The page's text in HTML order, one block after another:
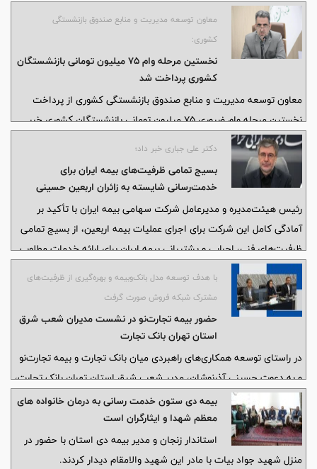
کشور دارد، ترکیب تجربه مالی و دانش تخصصی بیمه را برگ برنده دفتر
خود می‌داند
معاون توسعه مدیریت و منابع صندوق بازنشستگی
کشوری:
نخستین مرحله وام ۷۵ میلیون تومانی بازنشستگان
کشوری پرداخت شد
معاون توسعه مدیریت و منابع صندوق بازنشستگی کشوری از پرداخت
نخستین مرحله وام ضروری ۷۵ میلیون تومانی بازنشستگان کشوری خبر
داد و گفت: با هماهنگی‌های انجام‌شده با بانک عامل، پرداخت مرحله
نخست این تسهیلات امروز (چهارشنبه) به حساب مشمولان این مرحله
انجام شد.
دکتر علی جباری خبر داد؛
بسیج تمامی ظرفیت‌های بیمه ایران برای
خدمت‌رسانی شایسته به زائران اربعین حسینی
رئیس هیئت‌مدیره و مدیرعامل شرکت سهامی بیمه ایران با تأکید بر
آمادگی کامل این شرکت برای اجرای عملیات بیمه اربعین، از بسیج تمامی
ظرفیت‌های فنی، اجرایی و پشتیبانی بیمه ایران برای ارائه خدمات مطلوب
به زائران حضرت اباعبدالله الحسین (ع) خبر داد.
با هدف توسعه مدل بانک‌وبیمه و بهره‌گیری از ظرفیت‌های
مشترک شبکه فروش صورت گرفت
حضور بیمه تجارت‌نو در نشست مدیران شعب شرق
استان تهران بانک تجارت
در راستای توسعه همکاری‌های راهبردی میان بانک تجارت و بیمه تجارت‌نو
و به دعوت حسینی آذرنوشان، مدیر شعب شرق استان تهران بانک تجارت،
نشستی تخصصی با هدف بررسی ظرفیت‌های مشترک، معرفی محصولات
بیمه‌ای در زنجیره خدمات بانکی و توسعه راهکارهای بانک‌وبیمه‌ای برگزار
شد.
بیمه دی ستون خدمت رسانی به درمان خانواده های
معظم شهدا و ایثارگران است
استاندار زنجان و مدیر بیمه دی استان با حضور در
منزل شهید جواد بیات با مادر این شهید والامقام دیدار کردند.